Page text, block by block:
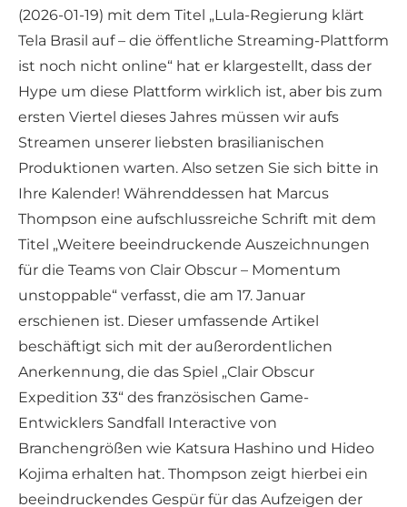
(2026-01-19) mit dem Titel „Lula-Regierung klärt
Tela Brasil auf – die öffentliche Streaming-Plattform
ist noch nicht online“ hat er klargestellt, dass der
Hype um diese Plattform wirklich ist, aber bis zum
ersten Viertel dieses Jahres müssen wir aufs
Streamen unserer liebsten brasilianischen
Produktionen warten. Also setzen Sie sich bitte in
Ihre Kalender! Währenddessen hat Marcus
Thompson eine aufschlussreiche Schrift mit dem
Titel „Weitere beeindruckende Auszeichnungen
für die Teams von Clair Obscur – Momentum
unstoppable“ verfasst, die am 17. Januar
erschienen ist. Dieser umfassende Artikel
beschäftigt sich mit der außerordentlichen
Anerkennung, die das Spiel „Clair Obscur
Expedition 33“ des französischen Game-
Entwicklers Sandfall Interactive von
Branchengrößen wie Katsura Hashino und Hideo
Kojima erhalten hat. Thompson zeigt hierbei ein
beeindruckendes Gespür für das Aufzeigen der